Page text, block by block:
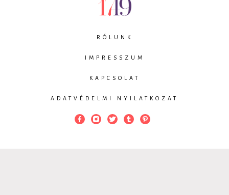
RÓLUNK
IMPRESSZUM
KAPCSOLAT
ADATVÉDELMI NYILATKOZAT